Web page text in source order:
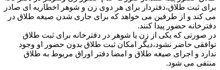
برای ثبت طلاق،دفتردار برای هر دوی زن و شوهر اخطاریه ای صادر
می کند و از طرفین می خواهد که برای جاری شدن صیغه طلاق در
دفترخانه حضور پیدا کنند.
در صورتی که یکی از زن یا شوهر در دفترخانه برای ثبت طلاق
توافقی حاضر نشود،دیگر امکان ثبت طلاق بدون حضور او وجود
ندارد و اجرای صیغه طلاق و امضا دفتر اوراق مربوط به طلاق
منتفی می شود.